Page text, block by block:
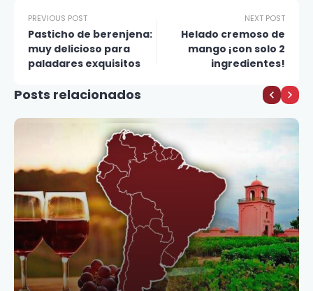
PREVIOUS POST
Pasticho de berenjena:
muy delicioso para
paladares exquisitos
NEXT POST
Helado cremoso de
mango ¡con solo 2
ingredientes!
Posts relacionados